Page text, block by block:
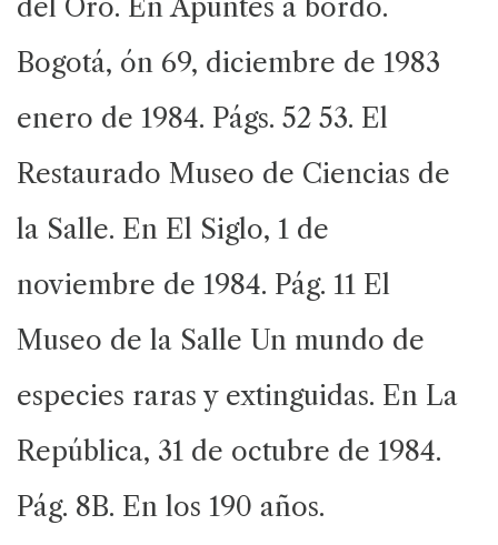
del Oro. En Apuntes a bordo.
Bogotá, ón 69, diciembre de 1983
enero de 1984. Págs. 52 53. El
Restaurado Museo de Ciencias de
la Salle. En El Siglo, 1 de
noviembre de 1984. Pág. 11 El
Museo de la Salle Un mundo de
especies raras y extinguidas. En La
República, 31 de octubre de 1984.
Pág. 8B. En los 190 años.